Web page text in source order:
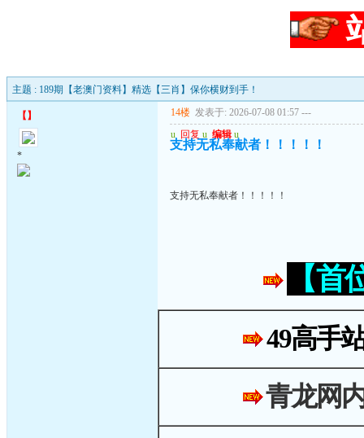
主题 : 189期【老澳门资料】精选【三肖】保你横财到手！
【 】
*
14楼 发表于: 2026-07-08 01:57 ---
u 回复 u 编辑 u
支持无私奉献者！！！！！
支持无私奉献者！！！！！
【
49高手
青龙网